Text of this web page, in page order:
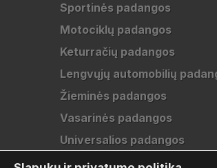
Sportinės padangos
Motociklų padangos
Keturračių padangos
Lengvųjų automobilių
Žieminės padangos
Vasarinės padangos
Universalios padangos